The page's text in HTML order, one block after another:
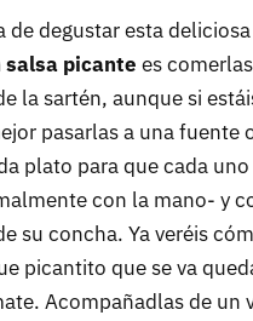
de degustar esta deliciosa
salsa picante es comerlas
la sartén, aunque si
pasarlas a una fuente
plato para que cada
con la mano- y
su concha. Ya veréis
picantito que se va
Acompañadlas de un